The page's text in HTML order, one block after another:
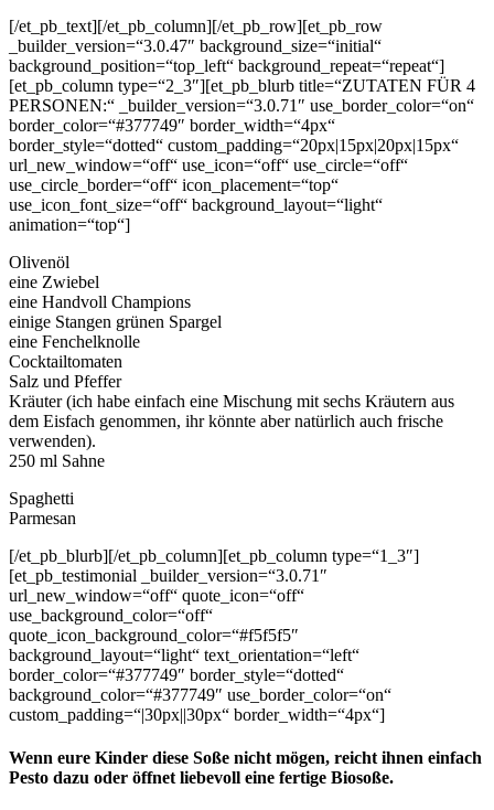
[/et_pb_text][/et_pb_column][/et_pb_row][et_pb_row
_builder_version=“3.0.47″ background_size=“initial“
background_position=“top_left“ background_repeat=“repeat“]
[et_pb_column type=“2_3″][et_pb_blurb title=“ZUTATEN FÜR 4
PERSONEN:“ _builder_version=“3.0.71″ use_border_color=“on“
border_color=“#377749″ border_width=“4px“
border_style=“dotted“ custom_padding=“20px|15px|20px|15px“
url_new_window=“off“ use_icon=“off“ use_circle=“off“
use_circle_border=“off“ icon_placement=“top“
use_icon_font_size=“off“ background_layout=“light“
animation=“top“]
Olivenöl
eine Zwiebel
eine Handvoll Champions
einige Stangen grünen Spargel
eine Fenchelknolle
Cocktailtomaten
Salz und Pfeffer
Kräuter (ich habe einfach eine Mischung mit sechs Kräutern aus
dem Eisfach genommen, ihr könnte aber natürlich auch frische
verwenden).
250 ml Sahne
Spaghetti
Parmesan
[/et_pb_blurb][/et_pb_column][et_pb_column type=“1_3″]
[et_pb_testimonial _builder_version=“3.0.71″
url_new_window=“off“ quote_icon=“off“
use_background_color=“off“
quote_icon_background_color=“#f5f5f5″
background_layout=“light“ text_orientation=“left“
border_color=“#377749″ border_style=“dotted“
background_color=“#377749″ use_border_color=“on“
custom_padding=“|30px||30px“ border_width=“4px“]
Wenn eure Kinder diese Soße nicht mögen, reicht ihnen einfach
Pesto dazu oder öffnet liebevoll eine fertige Biosoße.